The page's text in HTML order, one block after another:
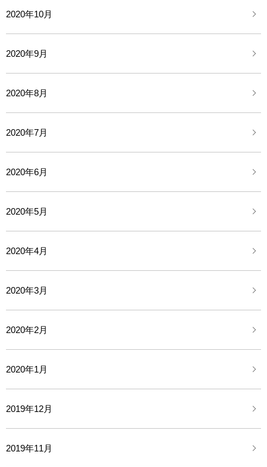
2020年10月
2020年9月
2020年8月
2020年7月
2020年6月
2020年5月
2020年4月
2020年3月
2020年2月
2020年1月
2019年12月
2019年11月